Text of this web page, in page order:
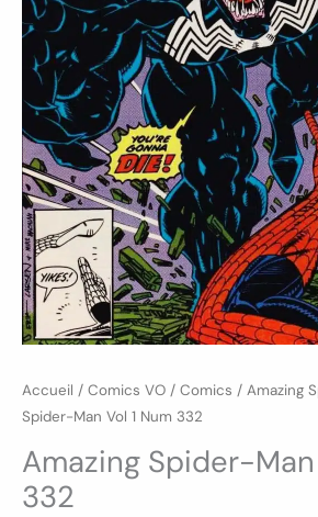
Accueil / Comics VO / Comics / Amazing
Spider-Man Vol 1 Num 332
Amazing Spider-Man
332